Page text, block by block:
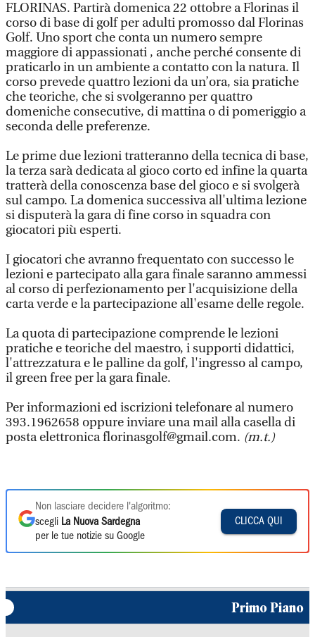
FLORINAS. Partirà domenica 22 ottobre a Florinas il
corso di base di golf per adulti promosso dal Florinas
Golf. Uno sport che conta un numero sempre
maggiore di appassionati , anche perché consente di
praticarlo in un ambiente a contatto con la natura. Il
corso prevede quattro lezioni da un’ora, sia pratiche
che teoriche, che si svolgeranno per quattro
domeniche consecutive, di mattina o di pomeriggio a
seconda delle preferenze.
Le prime due lezioni tratteranno della tecnica di base,
la terza sarà dedicata al gioco corto ed infine la quarta
tratterà della conoscenza base del gioco e si svolgerà
sul campo. La domenica successiva all'ultima lezione
si disputerà la gara di fine corso in squadra con
giocatori più esperti.
I giocatori che avranno frequentato con successo le
lezioni e partecipato alla gara finale saranno ammessi
al corso di perfezionamento per l'acquisizione della
carta verde e la partecipazione all'esame delle regole.
La quota di partecipazione comprende le lezioni
pratiche e teoriche del maestro, i supporti didattici,
l'attrezzatura e le palline da golf, l'ingresso al campo,
il green free per la gara finale.
Per informazioni ed iscrizioni telefonare al numero
393.1962658 oppure inviare una mail alla casella di
posta elettronica florinasgolf@gmail.com. (m.t.)
Non lasciare decidere l'algoritmo:
scegli La Nuova Sardegna
per le tue notizie su Google
CLICCA QUI
Primo Piano